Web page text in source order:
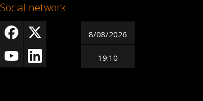
Social network
8/08/2026
19:10